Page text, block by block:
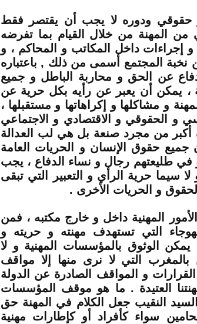
ودوره لا يجب أن يقتصر فقط
من المهنة من خلال القيام بما تفرضه
إجراءات داخل المكاتب و المحاكم ، و
نخبة المجتمع أسمى من ذلك , باعتباره
عن الحق و محاربة الباطل و جميع
، يمكن أن يعبر عن رأيه بكل حرية عن
و مشاكلها و إكراهاتها و مستقبلها ،
و الحقوقي و الاقتصادي و الاجتماعي
أكبر من مجرد صنعة بل هي لب العدالة
حقوق الإنسان و الحريات العامة
في طليعتهم رجال و نساء الدفاع ، يجب
و لا سيما حرية الرأي و التعبير التي تبقى
و الحريات الأخرى .
المهنية داخل و خارج مكتبه ، فمن
التي تستهدف مهنته و حريته و
الوثوق بالمؤسسات المهنية و لا
التي لا نرى منها إلا مواقف
و المواقف الصادرة عن الدولة
العتيدة . ما هو موقف المؤسسات
النقيب جعل الكلام في المهنة حق
سواء كأفراد أو كإطارات مهنية